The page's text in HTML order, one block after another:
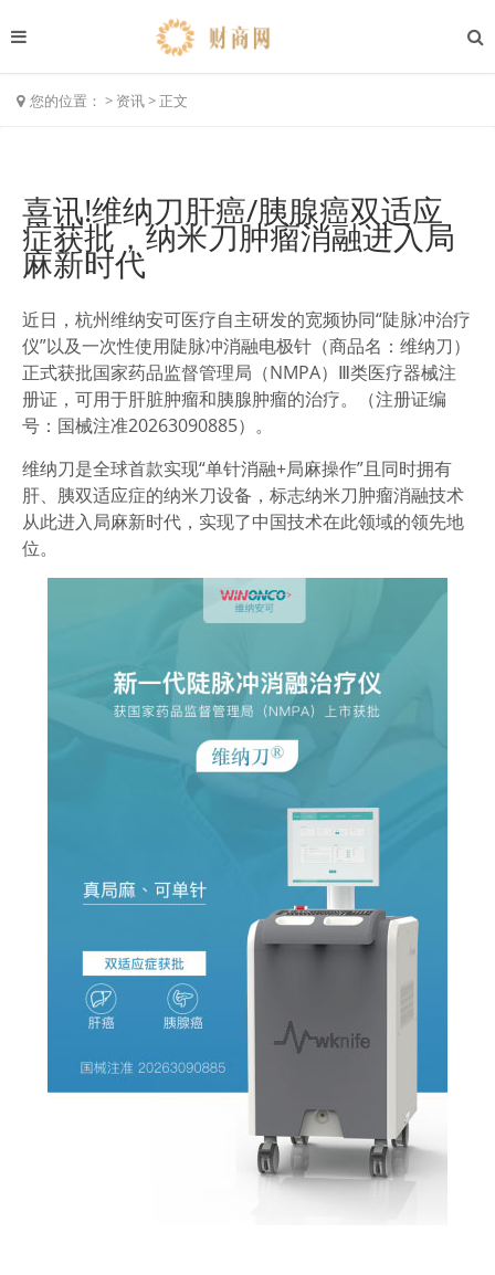
您的位置： > 资讯> 正文
喜讯!维纳刀肝癌/胰腺癌双适应
症获批，纳米刀肿瘤消融进入局
麻新时代
近日，杭州维纳安可医疗自主研发的宽频协同“陡脉冲治疗
仪”以及一次性使用陡脉冲消融电极针（商品名：维纳刀）
正式获批国家药品监督管理局（NMPA）Ⅲ类医疗器械注
册证，可用于肝脏肿瘤和胰腺肿瘤的治疗。（注册证编
号：国械注准20263090885）。
维纳刀是全球首款实现“单针消融+局麻操作”且 同时拥有
肝、胰双适应症的纳米刀设备，标志纳米刀肿瘤消融技术
从此进入局麻新时代，实现了中国技术在此领域的领先地
位。